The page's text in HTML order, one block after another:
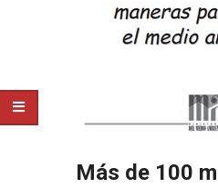
Más de 100